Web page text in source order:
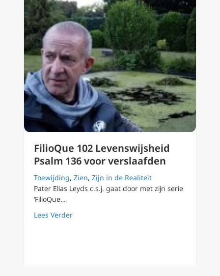
FilioQue 102 Levenswijsheid
Psalm 136 voor verslaafden
Toewijding, Zien, Zijn in de Realiteit
Pater Elias Leyds c.s.j. gaat door met zijn serie
‘FilioQue…
Lees Verderabout FilioQue 102 Levenswijsheid Psalm